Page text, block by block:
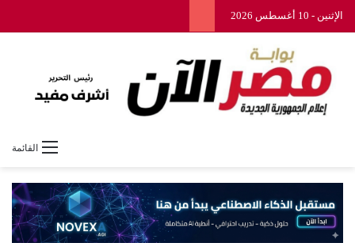
الإثنين - 10 أغسطس 2026
القائمة